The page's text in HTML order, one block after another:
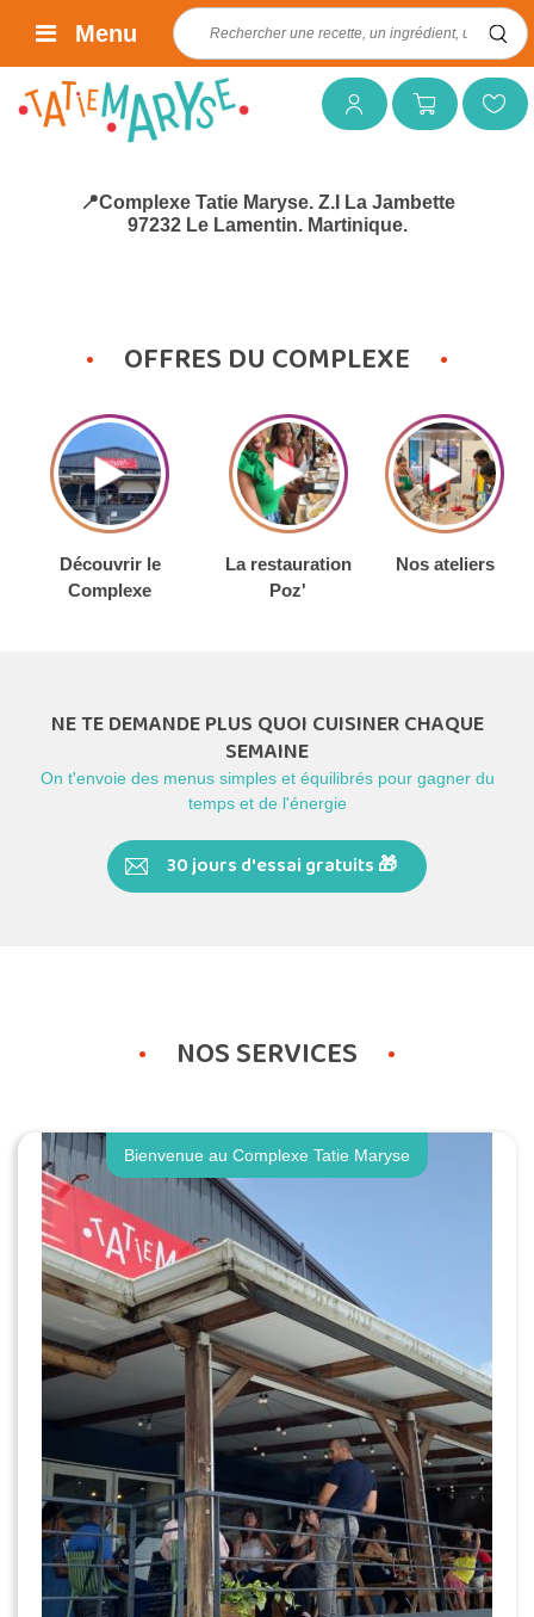
Mon compteMon panierMes favoris
Rechercher :
Menu
📍Complexe Tatie Maryse. Z.I La Jambette
97232 Le Lamentin. Martinique.
OFFRES DU COMPLEXE
Découvrir le
Complexe
La restauration
Poz'
Nos ateliers
NE TE DEMANDE PLUS QUOI CUISINER CHAQUE
SEMAINE
On t'envoie des menus simples et équilibrés pour gagner du
temps et de l'énergie
30 jours d'essai gratuits 🎁
NOS SERVICES
Bienvenue au Complexe Tatie Maryse